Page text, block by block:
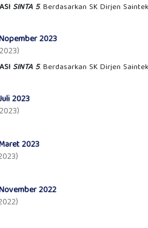
SINTA 5. Berdasarkan SK Dirjen
2023
SINTA 5. Berdasarkan SK Dirjen
2023
2023
2022